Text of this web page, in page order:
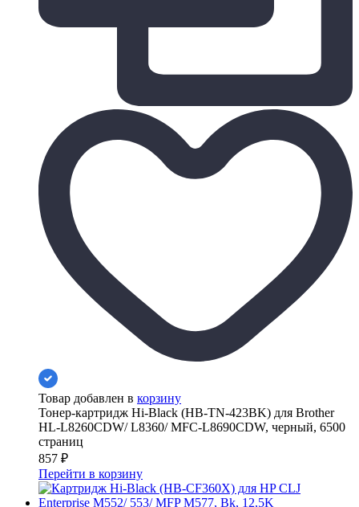
Товар добавлен в корзину
Тонер-картридж Hi-Black (HB-TN-423BK) для Brother
HL-L8260CDW/ L8360/ MFC-L8690CDW, черный, 6500
страниц
857 ₽
Перейти в корзину